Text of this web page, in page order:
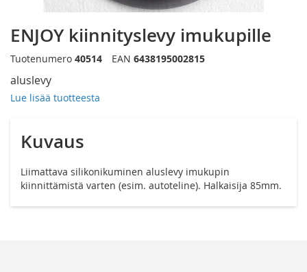
kuvagallerian
alkuun
ENJOY kiinnityslevy imukupille
aluslevy
Lue lisää tuotteesta
Tuotenumero 40514 EAN 6438195002815
Kuvaus
Liimattava silikonikuminen aluslevy imukupin
kiinnittämistä varten (esim. autoteline). Halkaisija 85mm.